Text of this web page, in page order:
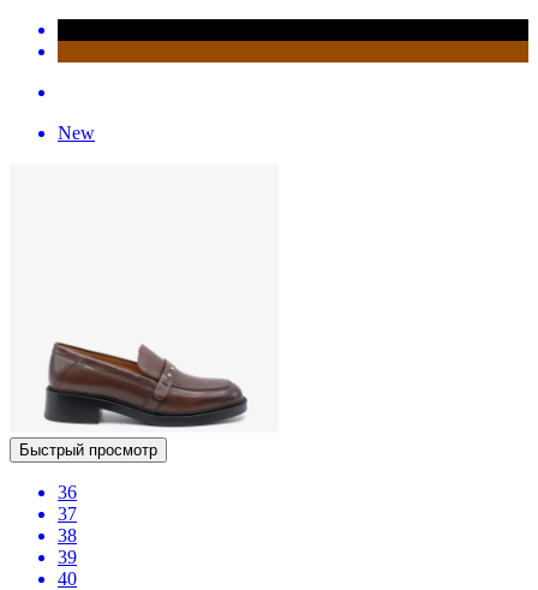
New
Быстрый просмотр
36
37
38
39
40